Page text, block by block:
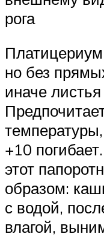
рога
но без
иначе
+10
этот
образом:
с водой,
влагой,